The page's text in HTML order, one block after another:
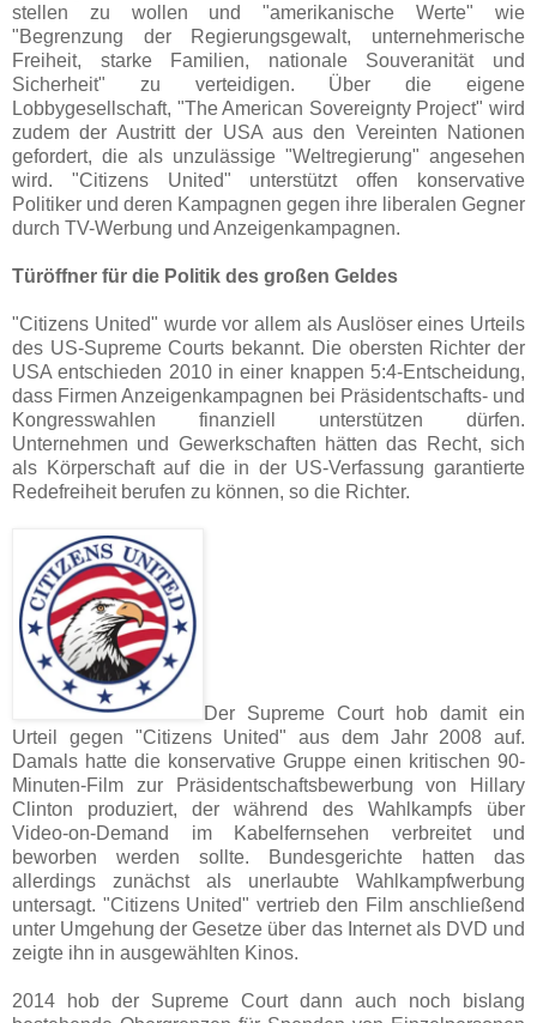
stellen zu wollen und "amerikanische Werte" wie
"Begrenzung der Regierungsgewalt, unternehmerische
Freiheit, starke Familien, nationale Souveranität und
Sicherheit" zu verteidigen. Über die eigene
Lobbygesellschaft, "The American Sovereignty Project" wird
zudem der Austritt der USA aus den Vereinten Nationen
gefordert, die als unzulässige "Weltregierung" angesehen
wird. "Citizens United" unterstützt offen konservative
Politiker und deren Kampagnen gegen ihre liberalen Gegner
durch TV-Werbung und Anzeigenkampagnen.
Türöffner für die Politik des großen Geldes
"Citizens United" wurde vor allem als Auslöser eines Urteils
des US-Supreme Courts bekannt. Die obersten Richter der
USA entschieden 2010 in einer knappen 5:4-Entscheidung,
dass Firmen Anzeigenkampagnen bei Präsidentschafts- und
Kongresswahlen finanziell unterstützen dürfen.
Unternehmen und Gewerkschaften hätten das Recht, sich
als Körperschaft auf die in der US-Verfassung garantierte
Redefreiheit berufen zu können, so die Richter.
Der Supreme Court hob damit ein
Urteil gegen "Citizens United" aus dem Jahr 2008 auf.
Damals hatte die konservative Gruppe einen kritischen 90-
Minuten-Film zur Präsidentschaftsbewerbung von Hillary
Clinton produziert, der während des Wahlkampfs über
Video-on-Demand im Kabelfernsehen verbreitet und
beworben werden sollte. Bundesgerichte hatten das
allerdings zunächst als unerlaubte Wahlkampfwerbung
untersagt. "Citizens United" vertrieb den Film anschließend
unter Umgehung der Gesetze über das Internet als DVD und
zeigte ihn in ausgewählten Kinos.
2014 hob der Supreme Court dann auch noch bislang